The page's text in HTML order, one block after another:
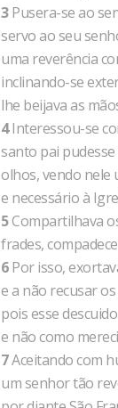
3Pusera-se ao
servo ao seu
uma reverência
inclinando-se
lhe beijava as
4Interessou-se
santo pai
olhos, vendo nele
e necessário à
5Compartilhava
frades,
6Por isso,
e a não recusar
pois esse
e não como
7Aceitando com
um senhor tão